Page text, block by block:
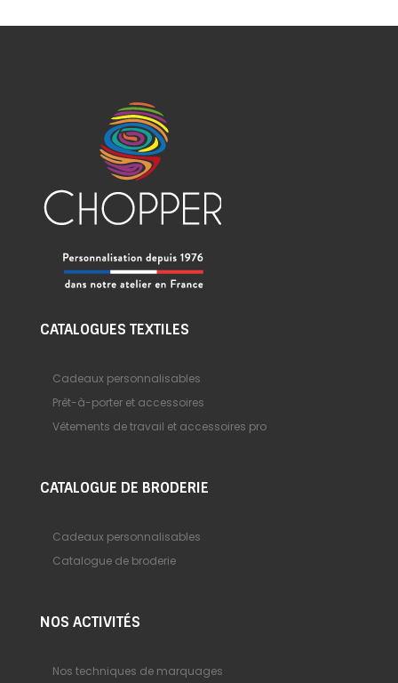
CATALOGUES TEXTILES
Cadeaux personnalisables
Prêt-à-porter et accessoires
Vêtements de travail et accessoires pro
CATALOGUE DE BRODERIE
Cadeaux personnalisables
Catalogue de broderie
NOS ACTIVITÉS
Nos techniques de marquages